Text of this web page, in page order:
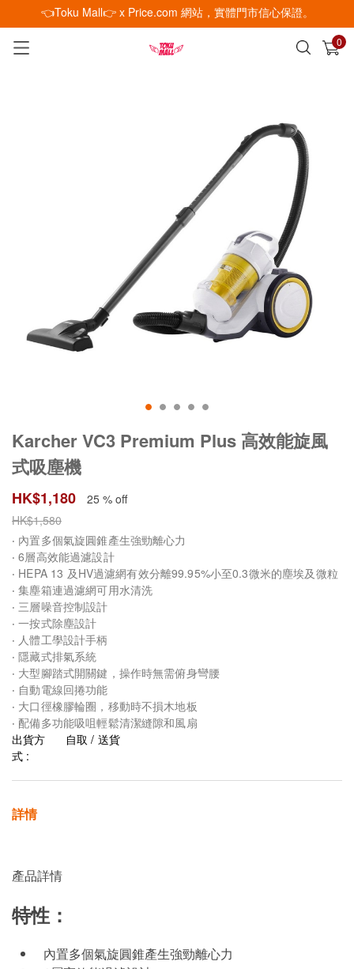
👈Toku Mall👉 x Price.com 網站，實體門市信心保證。
0
已加入購物車 查看
Karcher VC3 Premium Plus 高效能旋風
式吸塵機
HK$1,180
25 % off
HK$1,580
‧ 內置多個氣旋圓錐產生強勁離心力
‧ 6層高效能過濾設計
‧ HEPA 13 及HV過濾網有效分離99.95%小至0.3微米的塵埃及微粒
‧ 集塵箱連過濾網可用水清洗
‧ 三層噪音控制設計
‧ 一按式除塵設計
‧ 人體工學設計手柄
‧ 隱藏式排氣系統
‧ 大型腳踏式開關鍵，操作時無需俯身彎腰
‧ 自動電線回捲功能
‧ 大口徑橡膠輪圈，移動時不損木地板
‧ 配備多功能吸咀輕鬆清潔縫隙和風扇
出貨方
式 :
自取 / 送貨
詳情
產品詳情
特性：
內置多個氣旋圓錐產生強勁離心力